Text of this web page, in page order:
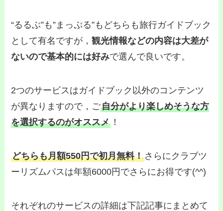
“るるぶ”も”まっぷる”もどちらも旅行ガイドブック
として有名ですが，観光情報などの内容は大差が
ないので基本的には好みで選んで良いです。
2つのサービスはガイドブック以外のコンテンツ
が異なりますので，ご自分がより楽しめそうな方
を選択するのがオススメ ！
どちらも月額550円で初月無料！さらにクラブツ
ーリズムパスは年額6000円でさらにお得です(^^)
それぞれのサービスの詳細は下記記事にまとめて